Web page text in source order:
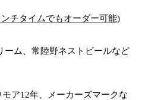
チタイムでもオーダー可能)
ーム、常陸野ネストビールなど
ア12年、メーカーズマークな